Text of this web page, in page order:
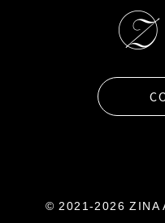
© 2021-2026 ZINA